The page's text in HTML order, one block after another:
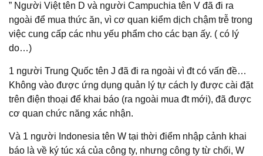
” Người Việt tên D và người Campuchia tên V đã đi ra
ngoài để mua thức ăn, vì cơ quan kiểm dịch chậm trễ trong
việc cung cấp các nhu yếu phẩm cho các bạn ấy. ( có lý
do…)
1 người Trung Quốc tên J đã đi ra ngoài vì đt có vấn đề…
Không vào được ứng dụng quản lý tự cách ly được cài đặt
trên điện thoại để khai báo (ra ngoài mua đt mới), đã được
cơ quan chức năng xác nhận.
Và 1 người Indonesia tên W tại thời điểm nhập cảnh khai
báo là về ký túc xá của công ty, nhưng công ty từ chối, W